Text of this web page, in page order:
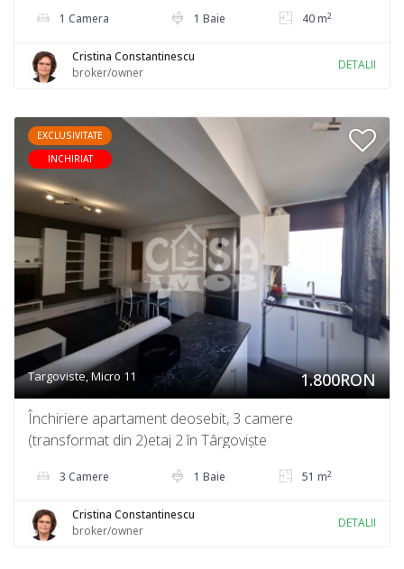
1 Camera 1 Baie 40 m2
Cristina Constantinescu
broker/owner
DETALII
EXCLUSIVITATE
INCHIRIAT
Targoviste, Micro 11 1.800RON
Închiriere apartament deosebit, 3 camere
(transformat din 2)etaj 2 în Târgoviște
3 Camere 1 Baie 51 m2
Cristina Constantinescu
broker/owner
DETALII